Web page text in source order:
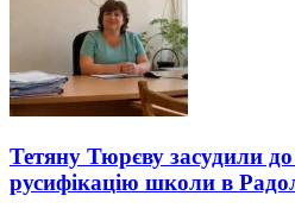
Тетяну Тюрєву засудили до
русифікацію школи в